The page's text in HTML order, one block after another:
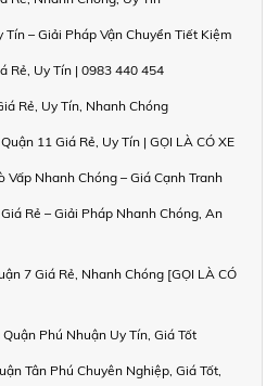
Tín – Giải Pháp Vận Chuyển Tiết Kiệm
Rẻ, Uy Tín | 0983 440 454
Rẻ, Uy Tín, Nhanh Chóng
11 Giá Rẻ, Uy Tín | GỌI LÀ CÓ XE
Vấp Nhanh Chóng – Giá Cạnh Tranh
Rẻ – Giải Pháp Nhanh Chóng, An
7 Giá Rẻ, Nhanh Chóng [GỌI LÀ CÓ
Phú Nhuận Uy Tín, Giá Tốt
Tân Phú Chuyên Nghiệp, Giá Tốt,